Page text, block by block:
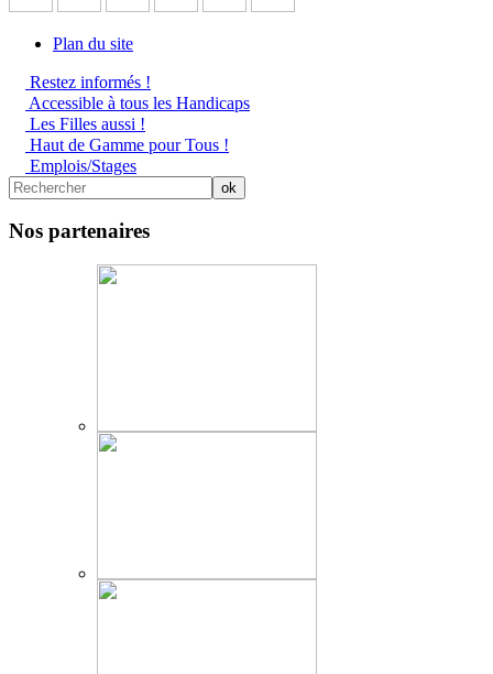
Plan du site
Restez informés !
Accessible à tous les Handicaps
Les Filles aussi !
Haut de Gamme pour Tous !
Emplois/Stages
Nos partenaires